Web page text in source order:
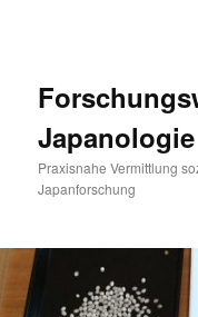
Japanologie
Praxisnahe Vermittlung
Japanforschung